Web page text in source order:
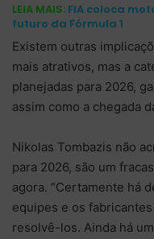
LEIA MAIS: FIA coloca
futuro da Fórmula 1
Existem outras
mais atrativos, mas a
planejadas para 2026,
assim como a chegada
Nikolas Tombazis não
para 2026, são um
agora. “Certamente há
equipes e os
resolvê-los. Ainda há